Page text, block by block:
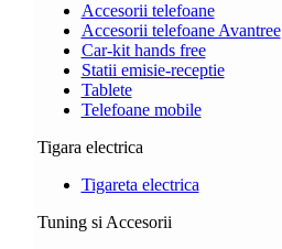
Accesorii telefoane
Accesorii telefoane Avantree
Car-kit hands free
Statii emisie-receptie
Tablete
Telefoane mobile
Tigara electrica
Tigareta electrica
Tuning si Accesorii